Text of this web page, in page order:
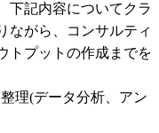
下記内容についてクラ
ながら、コンサルティ
トプットの作成までを
整理(データ分析、アン